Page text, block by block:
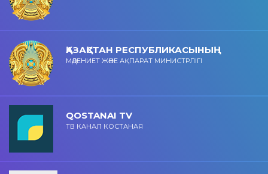
ҚАЗАҚСТАН РЕСПУБЛИКАСЫНЫҢ
МӘДЕНИЕТ ЖӘНЕ АҚПАРАТ МИНИСТРЛІГІ
QOSTANAI TV
ТВ КАНАЛ КОСТАНАЯ